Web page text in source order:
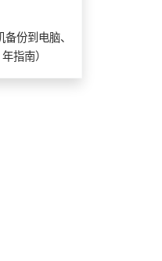
份到电脑、
指南）